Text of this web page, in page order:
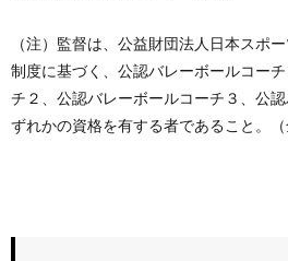
（注）監督は、公益財団法人日本スポ
制度に基づく、公認バレーボールコー
チ２、公認バレーボールコーチ３、公
ずれかの資格を有する者であること。（